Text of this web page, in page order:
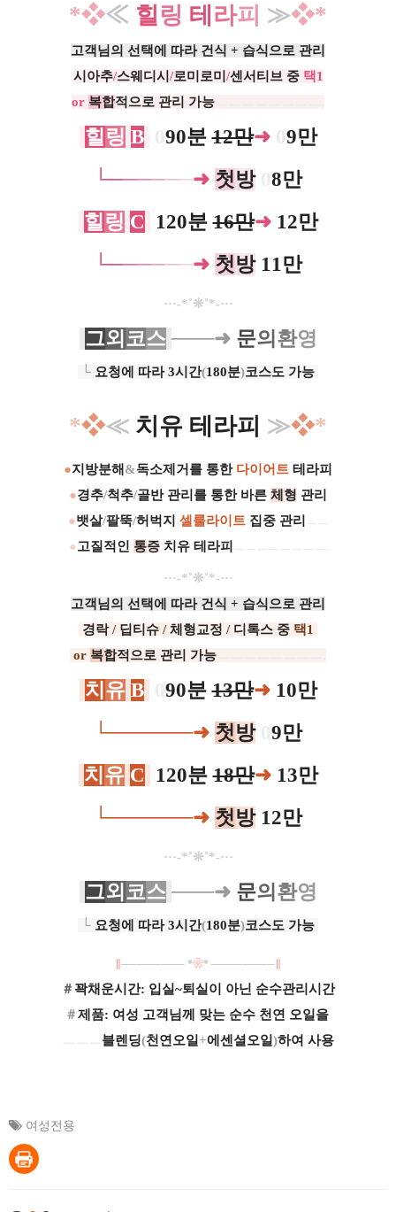
*❖≪ 힐 링 테 라피 ≫❖*
고객님의 선택에 따라 건식 + 습식으로 관리
시아추/스웨디시 /로미로미 /센서티브 중택1
or 복합적 으로 관리 가능
힐 링 B 90분 12만➜
9만
└──────➜ 첫방
8만
힐 링 C 120분16만➜12만
└──────➜ 첫방11만
···-*˚❊˚*-···
그외 코스 ───➜ 문의 환영
└ 요청에 따라 3시간(180분)코스도 가능
*❖≪ 치유 테라피 ≫❖*
●지방분해 &독소제거를 통한 다이어트 테라피
●경추/척추/골반 관리를 통한 바른 체 형 관리
●뱃살/팔뚝/허벅지 셀룰라이트집중 관리
●고질적인 통증치유 테라피
···-*˚❊˚*-···
고객님의 선택에 따라 건식 + 습식으로 관리
경락/딥티슈 /체형교정 /디톡스 중 택1
or 복합적으로 관리 가능
치 유 B 90분13만➜10만
└──────➜ 첫방
9만
치 유 C 120분18만➜13만
└──────➜ 첫방 12만
···-*˚❊˚*-···
그외 코스 ───➜ 문의 환영
└ 요청에 따라 3시간(180분)코스도 가능
──────── *❀* ────────
＃ 꽉채운시간: 입실~퇴실이 아닌 순수관리시간
＃제품: 여성 고객님께 맞는 순수 천연 오일을.
블렌딩(천연오일 +에센셜오일)하여 사용
여성전용